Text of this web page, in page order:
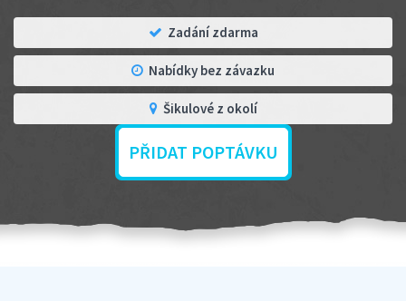
Zadání zdarma
Nabídky bez závazku
Šikulové z okolí
PŘIDAT POPTÁVKU